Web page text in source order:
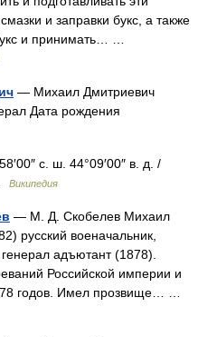
и заправки букс, а также
и принимать… …
— Михаил Дмитриевич
Дата рождения
с. ш. 44°09′00″ в. д. /
Википедия
— М. Д. Скобелев Михаил
русский военачальник,
адъютант (1878).
Российской империи и
годов. Имел прозвище… …